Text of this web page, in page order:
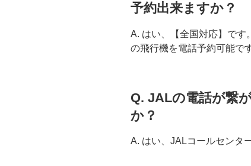
予約出来ますか？
A. はい、【全国対応】です
の飛行機を電話予約可能です
Q. JALの電話が繋
か？
A. はい、JALコールセンタ